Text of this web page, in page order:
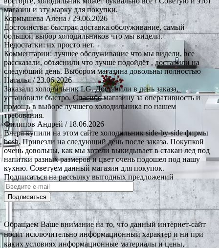
магазин и эту марку для покупки.
Кормышева Алена / 29.06.2026
Достоинства: быстрая доставка.обслуживание, самый
большой выбор холодильников что мы видели.
Недостатки: их просто нет.
Комментарии: лучшее обслуживание что мы видели, все
рассказали, объяснили что лучше подойдёт , доставили на
следующий день. Выбором магазина довольны полностью
Наталья/ 23.06.2026
Заказали холодильник LG. Доставили в день заказа,
установили быстро. Спасибо магазину за оперативность и
помощь в выборе лучшего холодильника по нашем
требования.
Филипов Андрей / 18.06.2026
Вчера купили на этом сайте холодильник side-by-side фирмы
bosh. Привезли на следующий день после заказа. Покупкой
очень довольны, как мы хотели выкидывает в стакан лед под
напитки разных размеров и цвет очень подошел под нашу
кухню. Советуем данный магазин для покупок.
Подписаться на рассылку выгодных предложений
Подписаться
Обращаем Ваше внимание на то, что данный интернет-сайт
носит исключительно информационный характер и ни при
каких условиях информационные материалы и цены,